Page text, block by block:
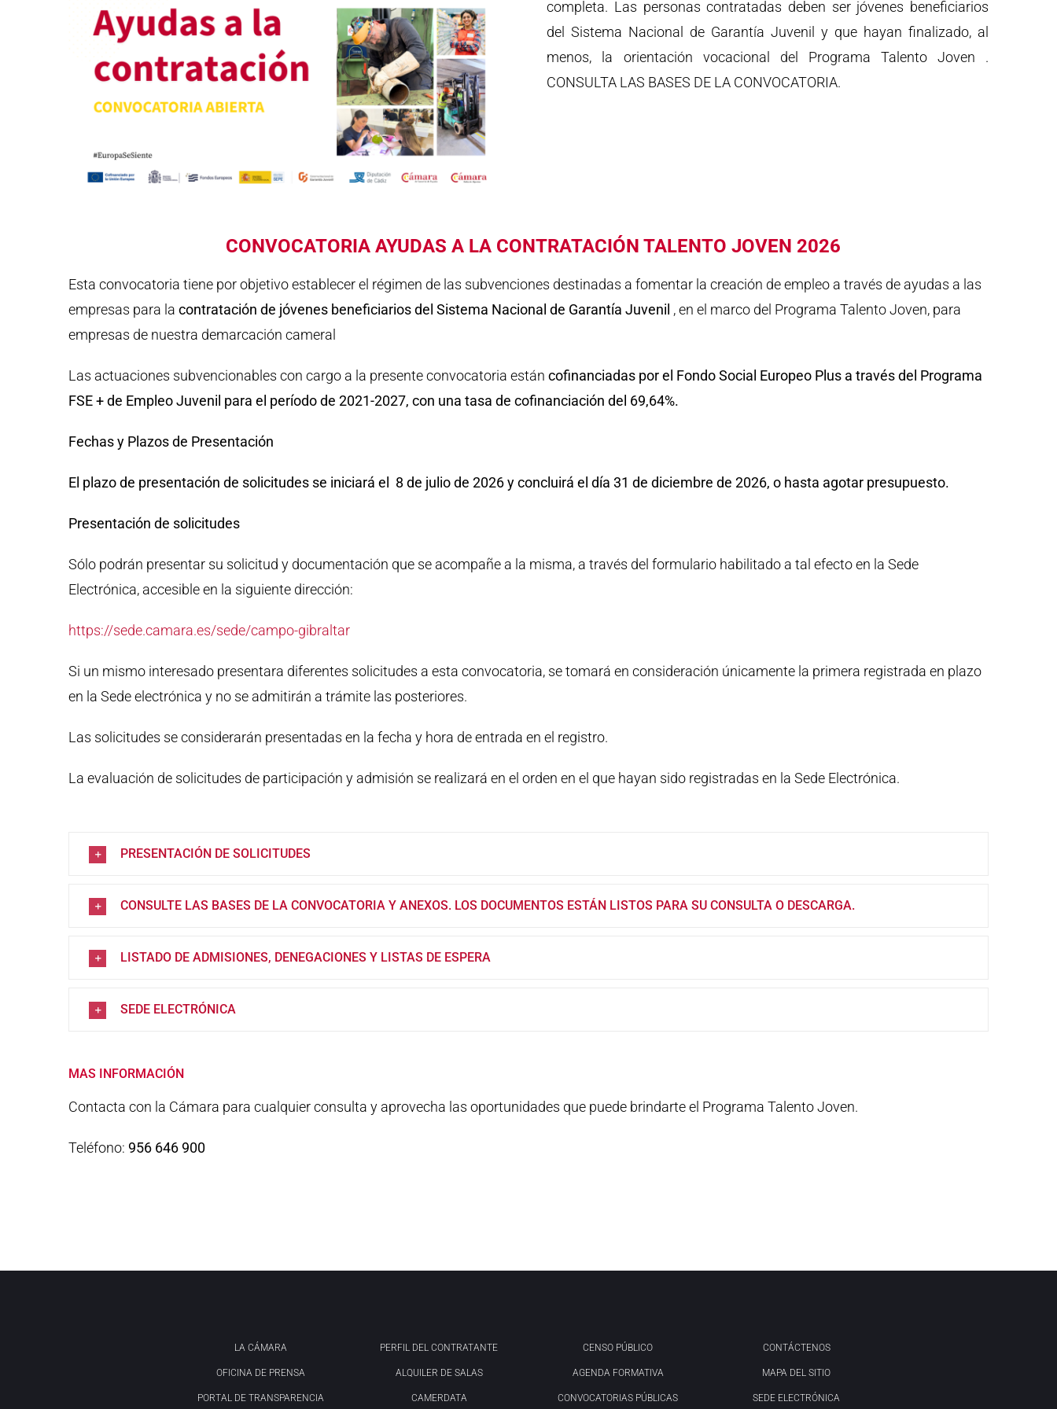
completa. Las personas contratadas deben ser jóvenes beneficiarios
del Sistema Nacional de Garantía Juvenil y que hayan finalizado, al
menos, la orientación vocacional del Programa Talento Joven .
CONSULTA LAS BASES DE LA CONVOCATORIA.
CONVOCATORIA AYUDAS A LA CONTRATACIÓN TALENTO JOVEN 2026
Esta convocatoria tiene por objetivo establecer el régimen de las subvenciones destinadas a fomentar la creación de empleo a través de ayudas a las
empresas para la contratación de jóvenes beneficiarios del Sistema Nacional de Garantía Juvenil , en el marco del Programa Talento Joven, para
empresas de nuestra demarcación cameral
Las actuaciones subvencionables con cargo a la presente convocatoria están cofinanciadas por el Fondo Social Europeo Plus a través del Programa
FSE + de Empleo Juvenil para el período de 2021-2027, con una tasa de cofinanciación del 69,64%.
Fechas y Plazos de Presentación
El plazo de presentación de solicitudes se iniciará el 8 de julio de 2026 y concluirá el día 31 de diciembre de 2026, o hasta agotar presupuesto.
Presentación de solicitudes
Sólo podrán presentar su solicitud y documentación que se acompañe a la misma, a través del formulario habilitado a tal efecto en la Sede
Electrónica, accesible en la siguiente dirección:
https://sede.camara.es/sede/campo-gibraltar
Si un mismo interesado presentara diferentes solicitudes a esta convocatoria, se tomará en consideración únicamente la primera registrada en plazo
en la Sede electrónica y no se admitirán a trámite las posteriores.
Las solicitudes se considerarán presentadas en la fecha y hora de entrada en el registro.
La evaluación de solicitudes de participación y admisión se realizará en el orden en el que hayan sido registradas en la Sede Electrónica.
PRESENTACIÓN DE SOLICITUDES
CONSULTE LAS BASES DE LA CONVOCATORIA Y ANEXOS. LOS DOCUMENTOS ESTÁN LISTOS PARA SU CONSULTA O DESCARGA.
LISTADO DE ADMISIONES, DENEGACIONES Y LISTAS DE ESPERA
SEDE ELECTRÓNICA
MAS INFORMACIÓN
Contacta con la Cámara para cualquier consulta y aprovecha las oportunidades que puede brindarte el Programa Talento Joven.
Teléfono: 956 646 900
LA CÁMARA
OFICINA DE PRENSA
PORTAL DE TRANSPARENCIA
PERFIL DEL CONTRATANTE
ALQUILER DE SALAS
CAMERDATA
CENSO PÚBLICO
AGENDA FORMATIVA
CONVOCATORIAS PÚBLICAS
CONTÁCTENOS
MAPA DEL SITIO
SEDE ELECTRÓNICA